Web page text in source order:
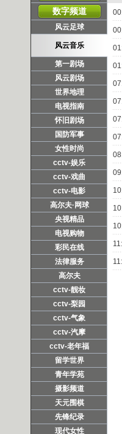
数字频道
风云足球
风云音乐
第一剧场
风云剧场
世界地理
电视指南
怀旧剧场
国防军事
女性时尚
cctv-娱乐
cctv-戏曲
cctv-电影
高尔夫·网球
央视精品
电视购物
彩民在线
法律服务
高尔夫
cctv-靓妆
cctv-梨园
cctv-气象
cctv-汽摩
cctv-老年福
留学世界
青年学苑
摄影频道
天元围棋
先锋纪录
现代女性